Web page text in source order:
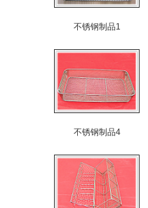
不锈钢制品1
不锈钢制品4